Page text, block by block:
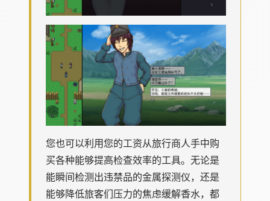
您也可以利用您的工资从旅行商人手中购
买各种能够提高检查效率的工具。无论是
能瞬间检测出违禁品的金属探测仪，还是
能够降低旅客们压力的焦虑缓解香水，都